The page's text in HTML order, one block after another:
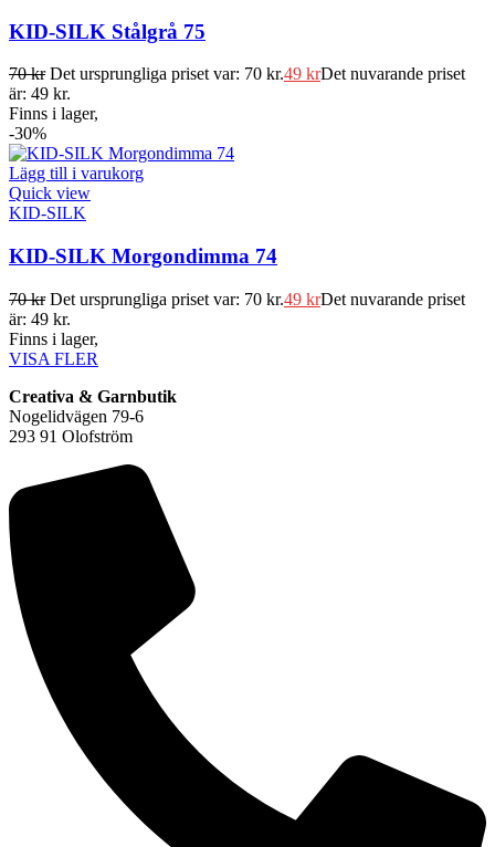
KID-SILK Stålgrå 75
70kr Det ursprungliga priset var: 70 kr.49 krDet nuvarande priset
är: 49 kr.
Finns i lager,
-30%
Lägg till i varukorg
Quick view
KID-SILK
KID-SILK Morgondimma 74
70kr Det ursprungliga priset var: 70 kr.49 krDet nuvarande priset
är: 49 kr.
Finns i lager,
VISA FLER
Creativa & Garnbutik
Nogelidvägen 79-6
293 91 Olofström